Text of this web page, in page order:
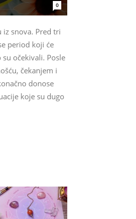
0
iz snova. Pred tri
period koji će
očekivali. Posle
čekanjem i
donose
koje su dugo